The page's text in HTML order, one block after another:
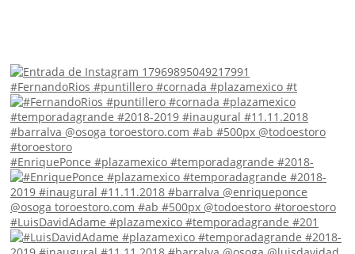
#FernandoRios #puntillero #cornada #plazamexico #t
#EnriquePonce #plazamexico #temporadagrande #2018-
#LuisDavidAdame #plazamexico #temporadagrande #201